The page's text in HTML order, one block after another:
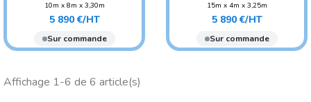
10m x 8m x 3,30m
POIDS : 230 KG
AGE CONSEILLÉ : ENFANT
Prix
5 890 €/HT
Sur commande
15m x 4m x 3,25m
POIDS : 300 KG
AGE CONSEILLÉ : ENFANT
Prix
5 890 €/HT
Sur commande
Affichage 1-6 de 6 article(s)